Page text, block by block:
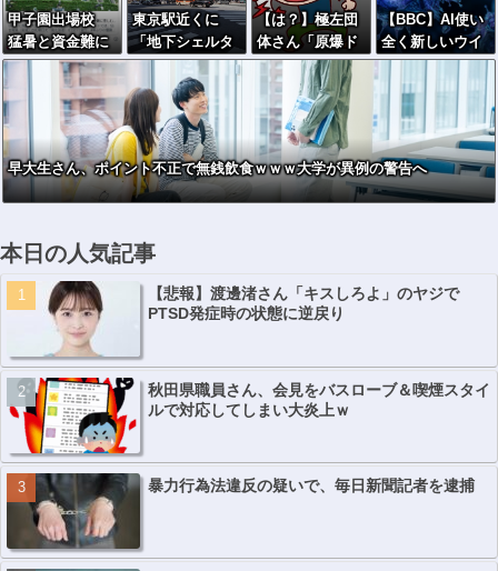
甲子園出場校
猛暑と資金難に
苦しむ
東京駅近くに
「地下シェルタ
ー」整備を正式
表明…小池百合
子知事「多くの
方が滞在、施設
整備の効果高
い」
【は？】極左団
体さん「原爆ド
ーム前を明け渡
せば核戦争が始
まる！」→ 観衆
のマジレスが鋭
すぎるとネット
で話題に → ｗ
ｗｗｗｗｗｗｗ
【BBC】AI使い
全く新しいウイ
ルス16種類の全
遺伝情報設計に
初成功
早大生さん、ポイント不正で無銭飲食ｗｗｗ大学が異例の警告へ
本日の人気記事
【悲報】渡邊渚さん「キスしろよ」のヤジで
PTSD発症時の状態に逆戻り
秋田県職員さん、会見をバスローブ＆喫煙スタイ
ルで対応してしまい大炎上ｗ
暴力行為法違反の疑いで、毎日新聞記者を逮捕